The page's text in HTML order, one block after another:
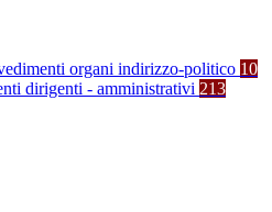
organi indirizzo-politico 10
dirigenti - amministrativi 213